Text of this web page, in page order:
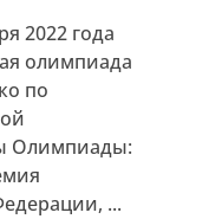
2022 года
олимпиада
по
Олимпиады:
...